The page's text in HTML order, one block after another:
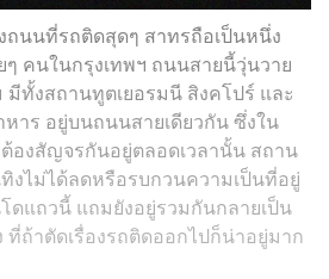
นนที่รถติดสุดๆ สาทรถือเป็นหนึ่ง
คนในกรุงเทพฯ ถนนสายนี้วุ่นวาย
ทั้งสถานทูตเยอรมนี สิงคโปร์ และ
าร อยู่บนถนนสายเดียวกัน ซึ่งใน
องสัญจรกันอยู่ตลอดเวลานั้น สถาน
งไม่ได้ลดหรือรบกวนความเป็นที่อยู่
ดแถวนี้ แถมยังอยู่รวมกันกลายเป็น
ถ้าตัดเรื่องรถติดออกไปก็น่าอยู่มาก